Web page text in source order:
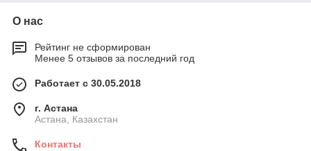
О нас
Рейтинг не сформирован
Менее 5 отзывов за последний год
Работает с 30.05.2018
г. Астана
Астана, Казахстан
Контакты